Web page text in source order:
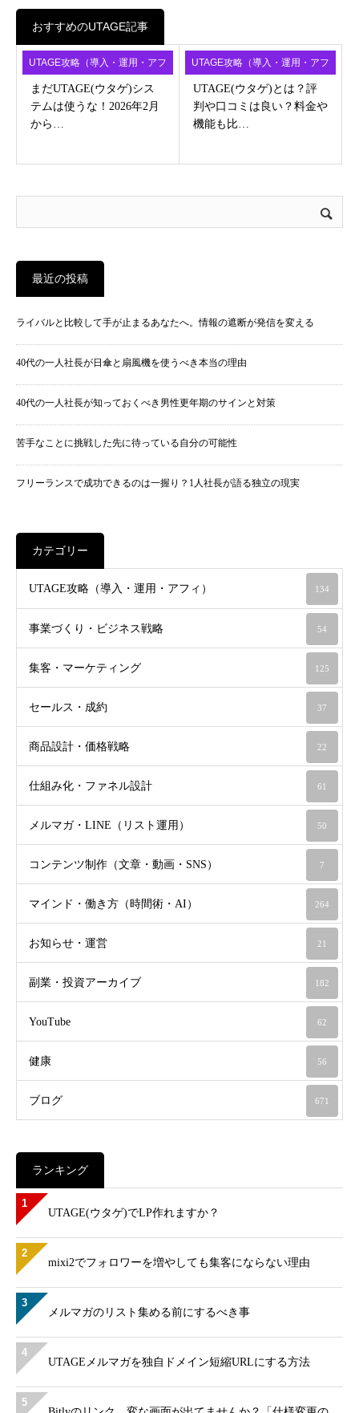
おすすめのUTAGE記事
UTAGE攻略（導入・運用・アフ
ィ）
まだUTAGE(ウタゲ)シス
テムは使うな！2026年2月
から…
UTAGE攻略（導入・運用・アフ
ィ）
UTAGE(ウタゲ)とは？評
判や口コミは良い？料金や
機能も比…
最近の投稿
ライバルと比較して手が止まるあなたへ。情報の遮断が発信を変える
40代の一人社長が日傘と扇風機を使うべき本当の理由
40代の一人社長が知っておくべき男性更年期のサインと対策
苦手なことに挑戦した先に待っている自分の可能性
フリーランスで成功できるのは一握り？1人社長が語る独立の現実
カテゴリー
UTAGE攻略（導入・運用・アフィ） 134
事業づくり・ビジネス戦略 54
集客・マーケティング 125
セールス・成約 37
商品設計・価格戦略 22
仕組み化・ファネル設計 61
メルマガ・LINE（リスト運用） 50
コンテンツ制作（文章・動画・SNS） 7
マインド・働き方（時間術・AI） 264
お知らせ・運営 21
副業・投資アーカイブ 182
YouTube 62
健康 56
ブログ 671
ランキング
1
UTAGE(ウタゲ)でLP作れますか？
2
mixi2でフォロワーを増やしても集客にならない理由
3
メルマガのリスト集める前にするべき事
4
UTAGEメルマガを独自ドメイン短縮URLにする方法
5